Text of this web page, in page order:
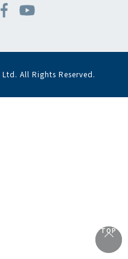
TOP
TOP
All Rights Reserved.